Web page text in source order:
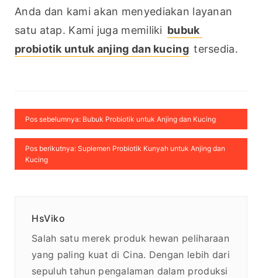
Anda dan kami akan menyediakan layanan
satu atap. Kami juga memiliki bubuk
probiotik untuk anjing dan kucing tersedia.
Pos sebelumnya: Bubuk Probiotik untuk Anjing dan Kucing
Pos berikutnya: Suplemen Probiotik Kunyah untuk Anjing dan
Kucing
HsViko
Salah satu merek produk hewan peliharaan
yang paling kuat di Cina. Dengan lebih dari
sepuluh tahun pengalaman dalam produksi